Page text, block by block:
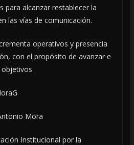
para alcanzar restablecer la
las vías de comunicación.
operativos y presencia
con el propósito de avanzar e
Mora
Institucional por la